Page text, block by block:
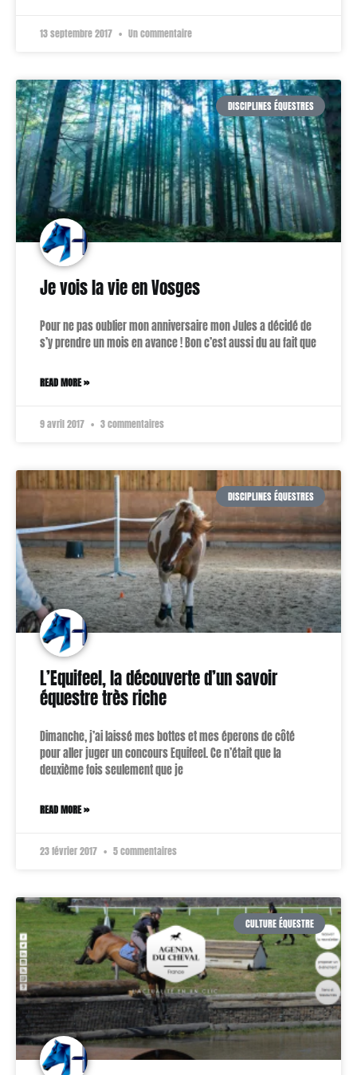
13 septembre 2017 Un commentaire
DISCIPLINES ÉQUESTRES
Je vois la vie en Vosges
Pour ne pas oublier mon anniversaire mon Jules a décidé de
s’y prendre un mois en avance ! Bon c’est aussi du au fait que
READ MORE »
9 avril 2017 3 commentaires
DISCIPLINES ÉQUESTRES
L’Equifeel, la découverte d’un savoir
équestre très riche
Dimanche, j’ai laissé mes bottes et mes éperons de côté
pour aller juger un concours Equifeel. Ce n’était que la
deuxième fois seulement que je
READ MORE »
23 février 2017 5 commentaires
CULTURE ÉQUESTRE